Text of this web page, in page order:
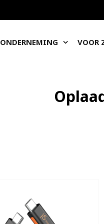
ONDERNEMING VOOR